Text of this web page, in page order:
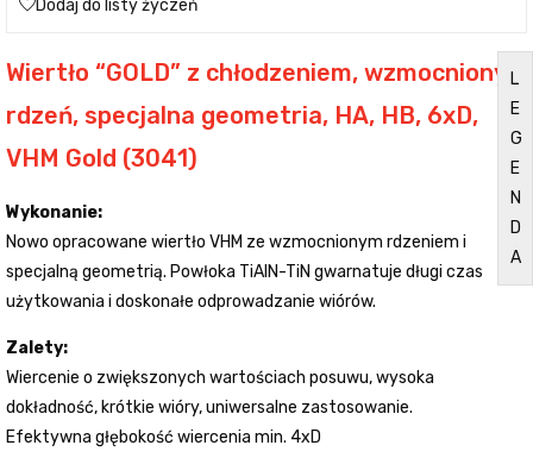
Dodaj do listy życzeń
Wiertło “GOLD” z chłodzeniem, wzmocniony
rdzeń, specjalna geometria, HA, HB, 6xD,
VHM Gold (3041)
Wykonanie:
Nowo opracowane wiertło VHM ze wzmocnionym rdzeniem i
specjalną geometrią. Powłoka TiAlN-TiN gwarnatuje długi czas
użytkowania i doskonałe odprowadzanie wiórów.
Zalety:
Wiercenie o zwiększonych wartościach posuwu, wysoka
dokładność, krótkie wióry, uniwersalne zastosowanie.
Efektywna głębokość wiercenia min. 4xD
L
E
G
E
N
D
A